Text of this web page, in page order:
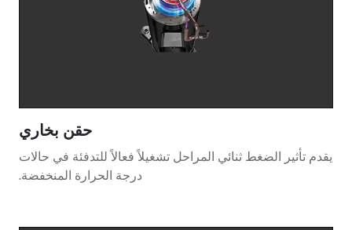
حقن بخاري
يقدم تأثير الضغط ثنائي المراحل تشغيلاً فعالاً للتدفئة في حالات
درجة الحرارة المنخفضة.